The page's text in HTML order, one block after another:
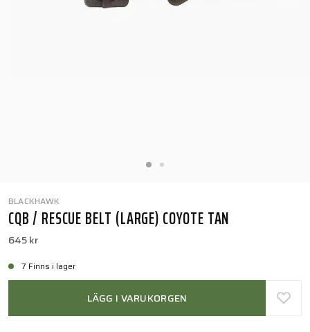
BLACKHAWK
CQB / RESCUE BELT (LARGE) COYOTE TAN
645 kr
7 Finns i lager
LÄGG I VARUKORGEN